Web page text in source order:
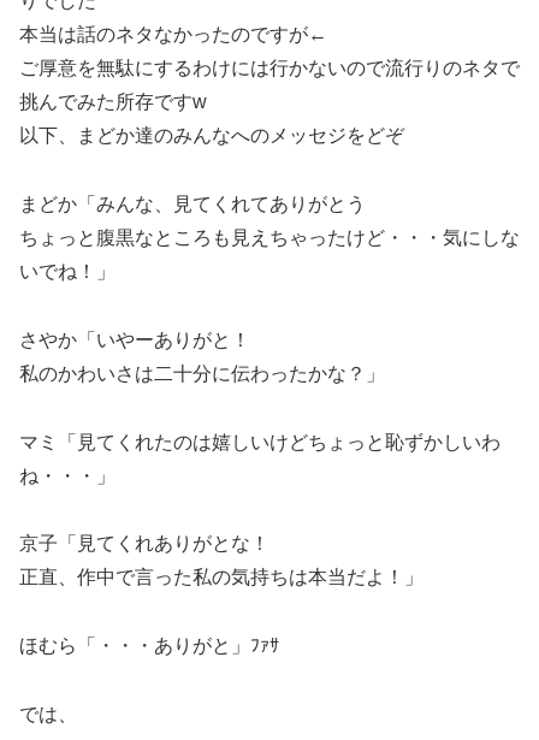
本当は話のネタなかったのですが←
ご厚意を無駄にするわけには行かないので流行りのネタで
挑んでみた所存ですw
以下、まどか達のみんなへのメッセジをどぞ
まどか「みんな、見てくれてありがとう
ちょっと腹黒なところも見えちゃったけど・・・気にしな
いでね！」
さやか「いやーありがと！
私のかわいさは二十分に伝わったかな？」
マミ「見てくれたのは嬉しいけどちょっと恥ずかしいわ
ね・・・」
京子「見てくれありがとな！
正直、作中で言った私の気持ちは本当だよ！」
ほむら「・・・ありがと」ﾌｧｻ
では、